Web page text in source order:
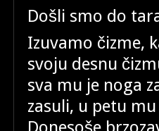
Došli smo do
Izuvamo čizme,
svoju desnu
sva mu je noga
zasuli, u petu